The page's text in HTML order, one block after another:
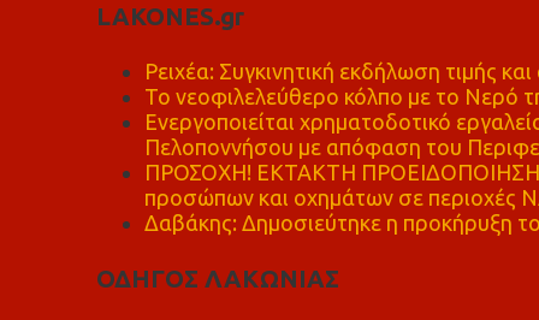
LAKONES.gr
Ρειχέα: Συγκινητική εκδήλωση τιμής
Το νεοφιλελεύθερο κόλπο με το Νερό
Ενεργοποιείται χρηματοδοτικό
Πελοποννήσου με απόφαση του
ΠΡΟΣΟΧΗ! ΕΚΤΑΚΤΗ ΠΡΟΕΙΔΟΠΟΙΗΣΗ -
προσώπων και οχημάτων σε περιοχές
Δαβάκης: Δημοσιεύτηκε η προκήρυξη
ΟΔΗΓΟΣ ΛΑΚΩΝΙΑΣ